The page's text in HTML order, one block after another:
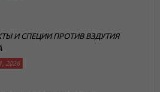
И СПЕЦИИ ПРОТИВ ВЗДУТИЯ
2026